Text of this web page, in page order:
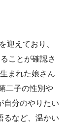
迎えており、
ことが確認さ
まれた娘さん
二子の性別や
自分のやりたい
るなど、温かい